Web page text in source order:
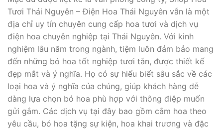
Tươi Thái Nguyên – Điện Hoa Thái Nguyên vẫn là một
địa chỉ uy tín chuyên cung cấp hoa tươi và dịch vụ
điện hoa chuyên nghiệp tại Thái Nguyên. Với kinh
nghiệm lâu năm trong ngành, tiệm luôn đảm bảo mang
đến những bó hoa tốt nghiệp tươi tắn, được thiết kế
đẹp mắt và ý nghĩa. Họ có sự hiểu biết sâu sắc về các
loại hoa và ý nghĩa của chúng, giúp khách hàng dễ
dàng lựa chọn bó hoa phù hợp với thông điệp muốn
gửi gắm. Các dịch vụ tại đây bao gồm cắm hoa theo
yêu cầu, bó hoa tặng sự kiện, hoa khai trương và đặc